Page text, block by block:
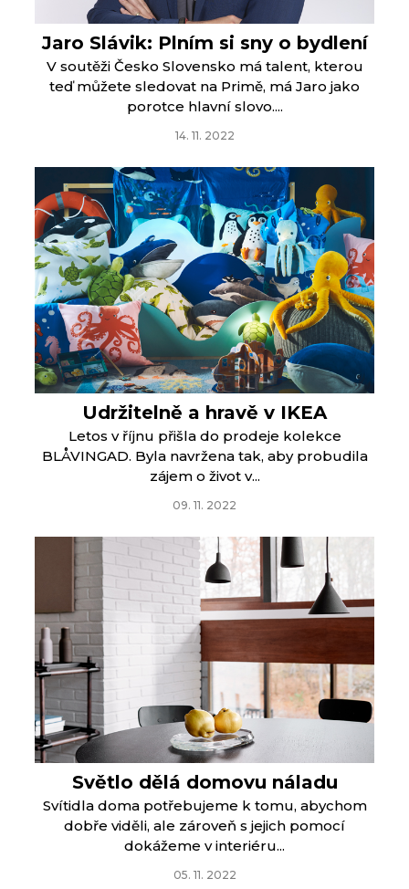
Jaro Slávik: Plním si sny o bydlení
V soutěži Česko Slovensko má talent, kterou
teď můžete sledovat na Primě, má Jaro jako
porotce hlavní slovo....
14. 11. 2022
Udržitelně a hravě v IKEA
Letos v říjnu přišla do prodeje kolekce
BLÅVINGAD. Byla navržena tak, aby probudila
zájem o život v...
09. 11. 2022
Světlo dělá domovu náladu
Svítidla doma potřebujeme k tomu, abychom
dobře viděli, ale zároveň s jejich pomocí
dokážeme v interiéru...
05. 11. 2022